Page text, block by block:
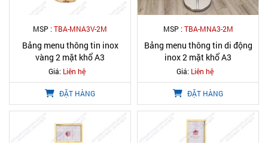
MSP :TBA-MNA3V-2M
Bảng menu thông tin inox
vàng 2 mặt khổ A3
Giá: Liên hệ
ĐẶT HÀNG
MSP :TBA-MNA3-2M
Bảng menu thông tin di động
inox 2 mặt khổ A3
Giá: Liên hệ
ĐẶT HÀNG